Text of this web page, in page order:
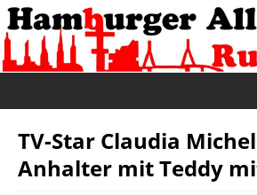
TV-Star Claudia
Anhalter mit Teddy